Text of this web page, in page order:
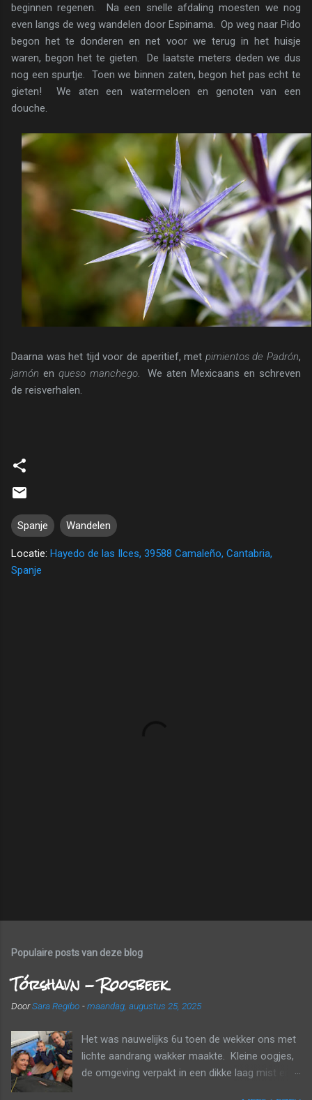
beginnen regenen. Na een snelle afdaling moesten we nog
even langs de weg wandelen door Espinama. Op weg naar Pido
begon het te donderen en net voor we terug in het huisje
waren, begon het te gieten. De laatste meters deden we dus
nog een spurtje. Toen we binnen zaten, begon het pas echt te
gieten! We aten een watermeloen en genoten van een
douche.
Daarna was het tijd voor de aperitief, met pimientos de Padrón,
jamón en queso manchego. We aten Mexicaans en schreven
de reisverhalen.
Spanje Wandelen
Locatie: Hayedo de las Ilces, 39588 Camaleño, Cantabria,
Spanje
Populaire posts van deze blog
Tórshavn - Roosbeek
DoorSara Regibo -maandag, augustus 25, 2025
Het was nauwelijks 6u toen de wekker ons met
lichte aandrang wakker maakte. Kleine oogjes,
de omgeving verpakt in een dikke laag mist en